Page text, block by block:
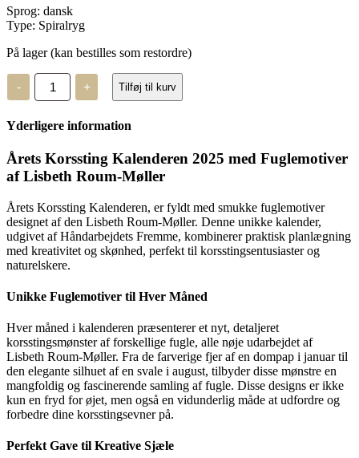
Sprog: dansk
Type: Spiralryg
På lager (kan bestilles som restordre)
-
Årets
Korssting
2025
Kalender
Fremme
antal
+ Tilføj til kurv
Yderligere information
Årets Korssting Kalenderen 2025 med Fuglemotiver
af Lisbeth Roum-Møller
Årets Korssting Kalenderen, er fyldt med smukke fuglemotiver
designet af den Lisbeth Roum-Møller. Denne unikke kalender,
udgivet af Håndarbejdets Fremme, kombinerer praktisk planlægning
med kreativitet og skønhed, perfekt til korsstingsentusiaster og
naturelskere.
Unikke Fuglemotiver til Hver Måned
Hver måned i kalenderen præsenterer et nyt, detaljeret
korsstingsmønster af forskellige fugle, alle nøje udarbejdet af
Lisbeth Roum-Møller. Fra de farverige fjer af en dompap i januar til
den elegante silhuet af en svale i august, tilbyder disse mønstre en
mangfoldig og fascinerende samling af fugle. Disse designs er ikke
kun en fryd for øjet, men også en vidunderlig måde at udfordre og
forbedre dine korsstingsevner på.
Perfekt Gave til Kreative Sjæle